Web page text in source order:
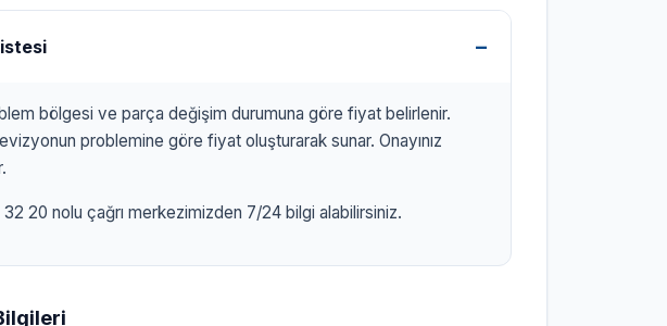
bölgesi ve parça değişim durumuna göre fiyat belirlenir.
problemine göre fiyat oluşturarak sunar. Onayınız
20 nolu çağrı merkezimizden 7/24 bilgi alabilirsiniz.